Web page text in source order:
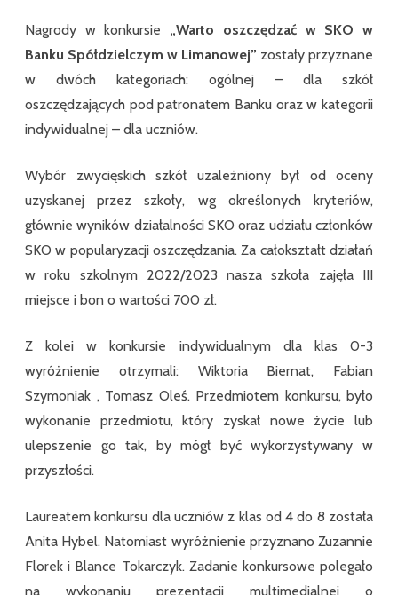
Nagrody w konkursie „Warto oszczędzać w SKO w
Banku Spółdzielczym w Limanowej” zostały przyznane
w dwóch kategoriach: ogólnej – dla szkół
oszczędzających pod patronatem Banku oraz w kategorii
indywidualnej – dla uczniów.
Wybór zwycięskich szkół uzależniony był od oceny
uzyskanej przez szkoły, wg określonych kryteriów,
głównie wyników działalności SKO oraz udziału członków
SKO w popularyzacji oszczędzania. Za całokształt działań
w roku szkolnym 2022/2023 nasza szkoła zajęła III
miejsce i bon o wartości 700 zł.
Z kolei w konkursie indywidualnym dla klas 0-3
wyróżnienie otrzymali: Wiktoria Biernat, Fabian
Szymoniak , Tomasz Oleś. Przedmiotem konkursu, było
wykonanie przedmiotu, który zyskał nowe życie lub
ulepszenie go tak, by mógł być wykorzystywany w
przyszłości.
Laureatem konkursu dla uczniów z klas od 4 do 8 została
Anita Hybel. Natomiast wyróżnienie przyznano Zuzannie
Florek i Blance Tokarczyk. Zadanie konkursowe polegało
na wykonaniu prezentacji multimedialnej o